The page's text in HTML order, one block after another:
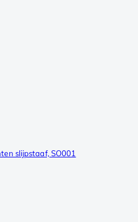
slijpstaaf, SO001